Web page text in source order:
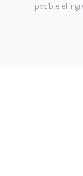
posible el